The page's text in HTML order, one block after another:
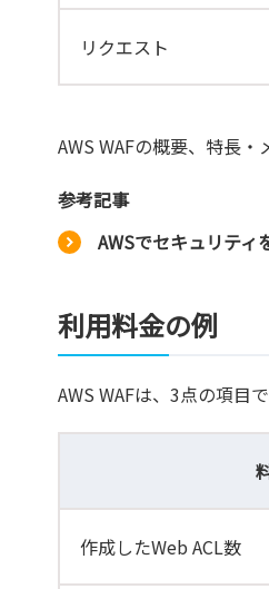
リクエスト
AWS WAFの概要、特長
参考記事
AWSでセキュリティ
利用料金の例
AWS WAFは、3点の項目
作成したWeb ACL数